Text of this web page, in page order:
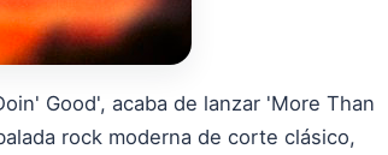
Good', acaba de lanzar 'More Than
rock moderna de corte clásico,